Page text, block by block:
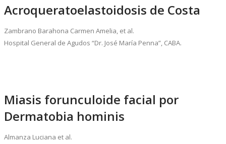
Acroqueratoelastoidosis de Costa
Zambrano Barahona Carmen Amelia, et al.
Hospital General de Agudos “Dr. José María Penna”, CABA.
Miasis forunculoide facial por
Dermatobia hominis
Almanza Luciana et al.